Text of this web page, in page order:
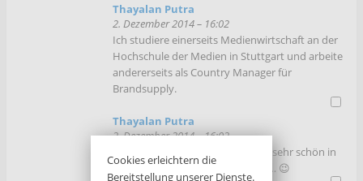
Thayalan Putra
2. Dezember 2014 – 16:02
Ich studiere einerseits Medienwirtschaft an der
Hochschule der Medien in Stuttgart und arbeite
andererseits als Country Manager für
Brandsupply.
Thayalan Putra
2. Dezember 2014 – 16:02
Aber das haben Sie ja schon alles sehr schön in
meinem Referentenprofil erklärt… 😉
Cookies erleichtern die
Bereitstellung unserer Dienste.